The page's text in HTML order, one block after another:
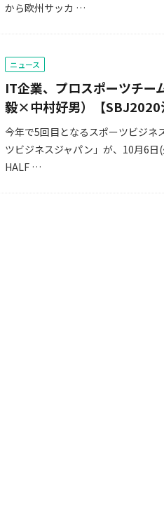
から欧州サッカ …
ニュース
IT企業、プロスポーツチ
毅×中村好男）【SBJ2020
今年で5回目となるスポーツビジネ
ツビジネスジャパン」が、10月6日
HALF …